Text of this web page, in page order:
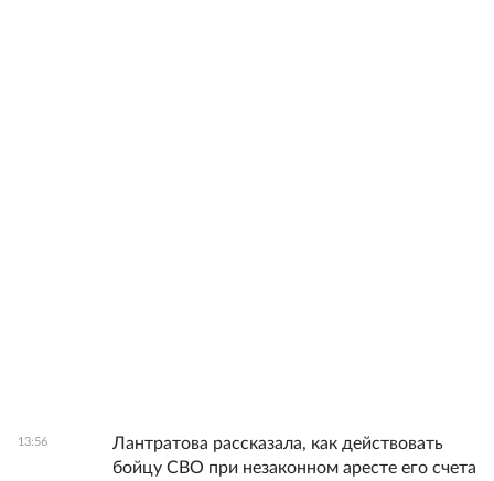
13:56
Лантратова рассказала, как действовать
бойцу СВО при незаконном аресте его счета